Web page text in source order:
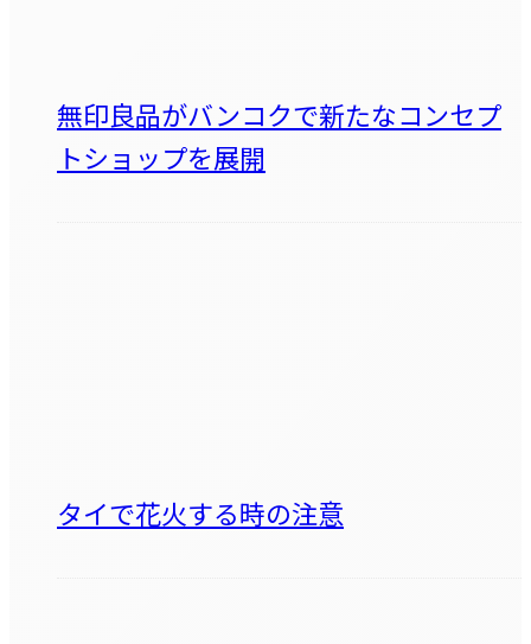
無印良品がバンコクで新たなコンセプ
トショップを展開
タイで花火する時の注意